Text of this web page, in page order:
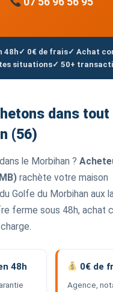
48h✓ 0€ de frais✓ Achat
situations✓ 50+
dans tout
(56)
le Morbihan ?
rachète votre maison
Golfe du Morbihan aux
ferme sous 48h, achat
48h 0€ de
Agence,